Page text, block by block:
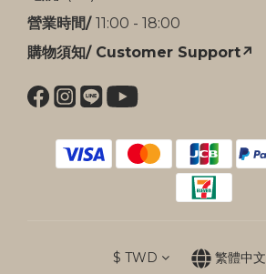
營業時間/ 11:00 - 18:00
購物須知/ Customer Support↗
$ TWD 繁體中文